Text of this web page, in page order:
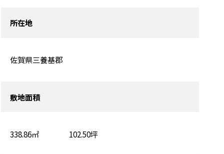
所在地
佐賀県三養基郡
敷地面積
338.86㎡ 102.50坪